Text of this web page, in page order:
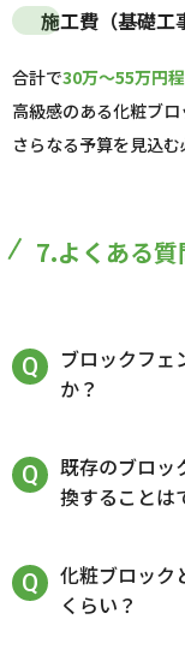
施工費（基礎工
合計で30万～55万円
高級感のある化粧ブ
さらなる予算を見込む
7.よくある質
ブロックフェ
か？
既存のブロッ
換することは
化粧ブロック
くらい？